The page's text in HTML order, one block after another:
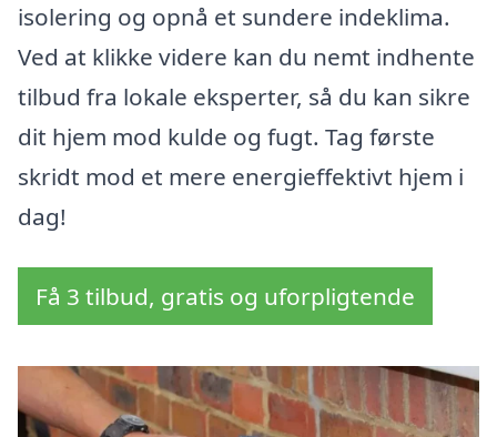
isolering og opnå et sundere indeklima.
Ved at klikke videre kan du nemt indhente
tilbud fra lokale eksperter, så du kan sikre
dit hjem mod kulde og fugt. Tag første
skridt mod et mere energieffektivt hjem i
dag!
Få 3 tilbud, gratis og uforpligtende